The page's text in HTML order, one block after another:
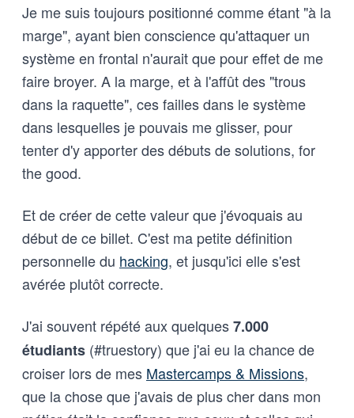
Je me suis toujours positionné comme étant "à la
marge", ayant bien conscience qu'attaquer un
système en frontal n'aurait que pour effet de me
faire broyer. A la marge, et à l'affût des "trous
dans la raquette", ces failles dans le système
dans lesquelles je pouvais me glisser, pour
tenter d'y apporter des débuts de solutions, for
the good.
Et de créer de cette valeur que j'évoquais au
début de ce billet. C'est ma petite définition
personnelle du hacking, et jusqu'ici elle s'est
avérée plutôt correcte.
J'ai souvent répété aux quelques7.000
étudiants (#truestory) que j'ai eu la chance de
croiser lors de mes Mastercamps & Missions,
que la chose que j'avais de plus cher dans mon